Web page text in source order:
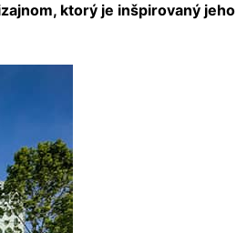
ktorý je inšpirovaný jeho